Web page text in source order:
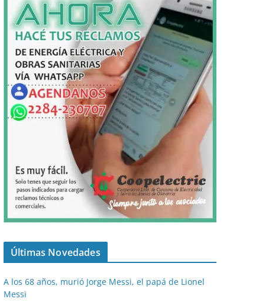
Últimas Novedades
A los 68 años, murió Jorge Messi, el papá de Lionel
Messi